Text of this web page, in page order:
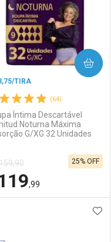
Ativar Desconto
sem Desconto
Por R$ 106,99/cada
Comprar sem Desconto
R$ 106,99/cada
(64)
TIRA
Íntima Descartável
Noturna Máxima
G/XG 32 Unidades
,99
25% OFF
COMPRAR
AOS FAVORITOS